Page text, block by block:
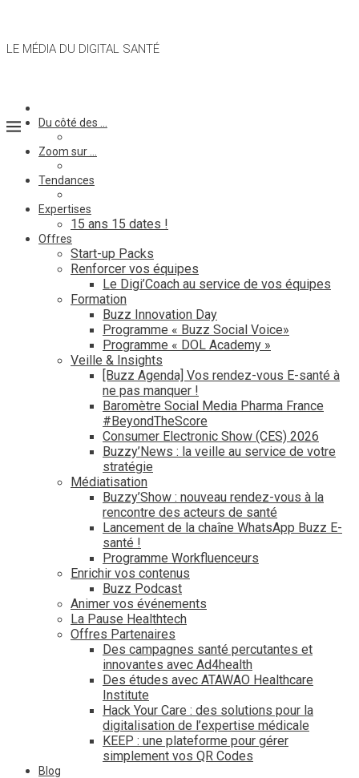
LE MÉDIA DU DIGITAL SANTÉ
Du côté des …
Zoom sur …
Tendances
Expertises
15 ans 15 dates !
Offres
Start-up Packs
Renforcer vos équipes
Le Digi’Coach au service de vos équipes
Formation
Buzz Innovation Day
Programme « Buzz Social Voice»
Programme « DOL Academy »
Veille & Insights
[Buzz Agenda] Vos rendez-vous E-santé à
ne pas manquer !
Baromètre Social Media Pharma France
#BeyondTheScore
Consumer Electronic Show (CES) 2026
Buzzy’News : la veille au service de votre
stratégie
Médiatisation
Buzzy’Show : nouveau rendez-vous à la
rencontre des acteurs de santé
Lancement de la chaîne WhatsApp Buzz E-
santé !
Programme Workfluenceurs
Enrichir vos contenus
Buzz Podcast
Animer vos événements
La Pause Healthtech
Offres Partenaires
Des campagnes santé percutantes et
innovantes avec Ad4health
Des études avec ATAWAO Healthcare
Institute
Hack Your Care : des solutions pour la
digitalisation de l’expertise médicale
KEEP : une plateforme pour gérer
simplement vos QR Codes
Blog